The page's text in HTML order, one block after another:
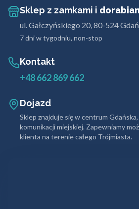
Sklep z zamkami i
ul. Gałczyńskiego 20, 80-524
7 dni w tygodniu, non-stop
Kontakt
+48 662 869 662
Dojazd
Sklep znajduje się w centrum
komunikacji miejskiej. Zapewniamy
klienta na terenie całego Trójmiasta.